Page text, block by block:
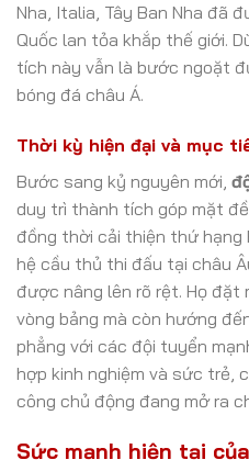
Nha, Italia, Tây Ban Nha đã
Quốc lan tỏa khắp thế giới.
tích này vẫn là bước ngoặt
bóng đá châu Á.
Thời kỳ hiện đại và mục
Bước sang kỷ nguyên mới,
duy trì thành tích góp mặt
đồng thời cải thiện thứ hạng
hệ cầu thủ thi đấu tại châu
được nâng lên rõ rệt. Họ
vòng bảng mà còn hướng
phẳng với các đội tuyển
hợp kinh nghiệm và sức trẻ,
công chủ động đang mở ra
Sức mạnh hiện tại